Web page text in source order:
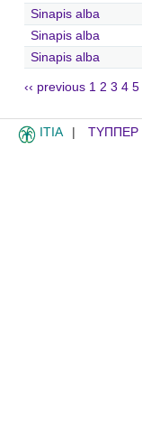
Sinapis alba
Sinapis alba
Sinapis alba
‹‹ previous 1 2 3 4 5
ITIA ΤΥΠΠΕΡ